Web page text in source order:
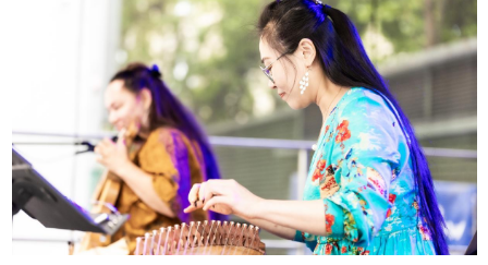
współpracy będzie można podziwiać na
radiowym dziedzińcu i oczywiście na antenie
Radia Kraków. Początek o godz. 17.05.